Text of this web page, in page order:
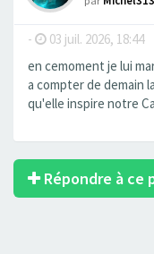
- 03 juil. 2026, 18:44
en cemoment je lui
a compter de demain
qu'elle inspire notre
Répondre à ce